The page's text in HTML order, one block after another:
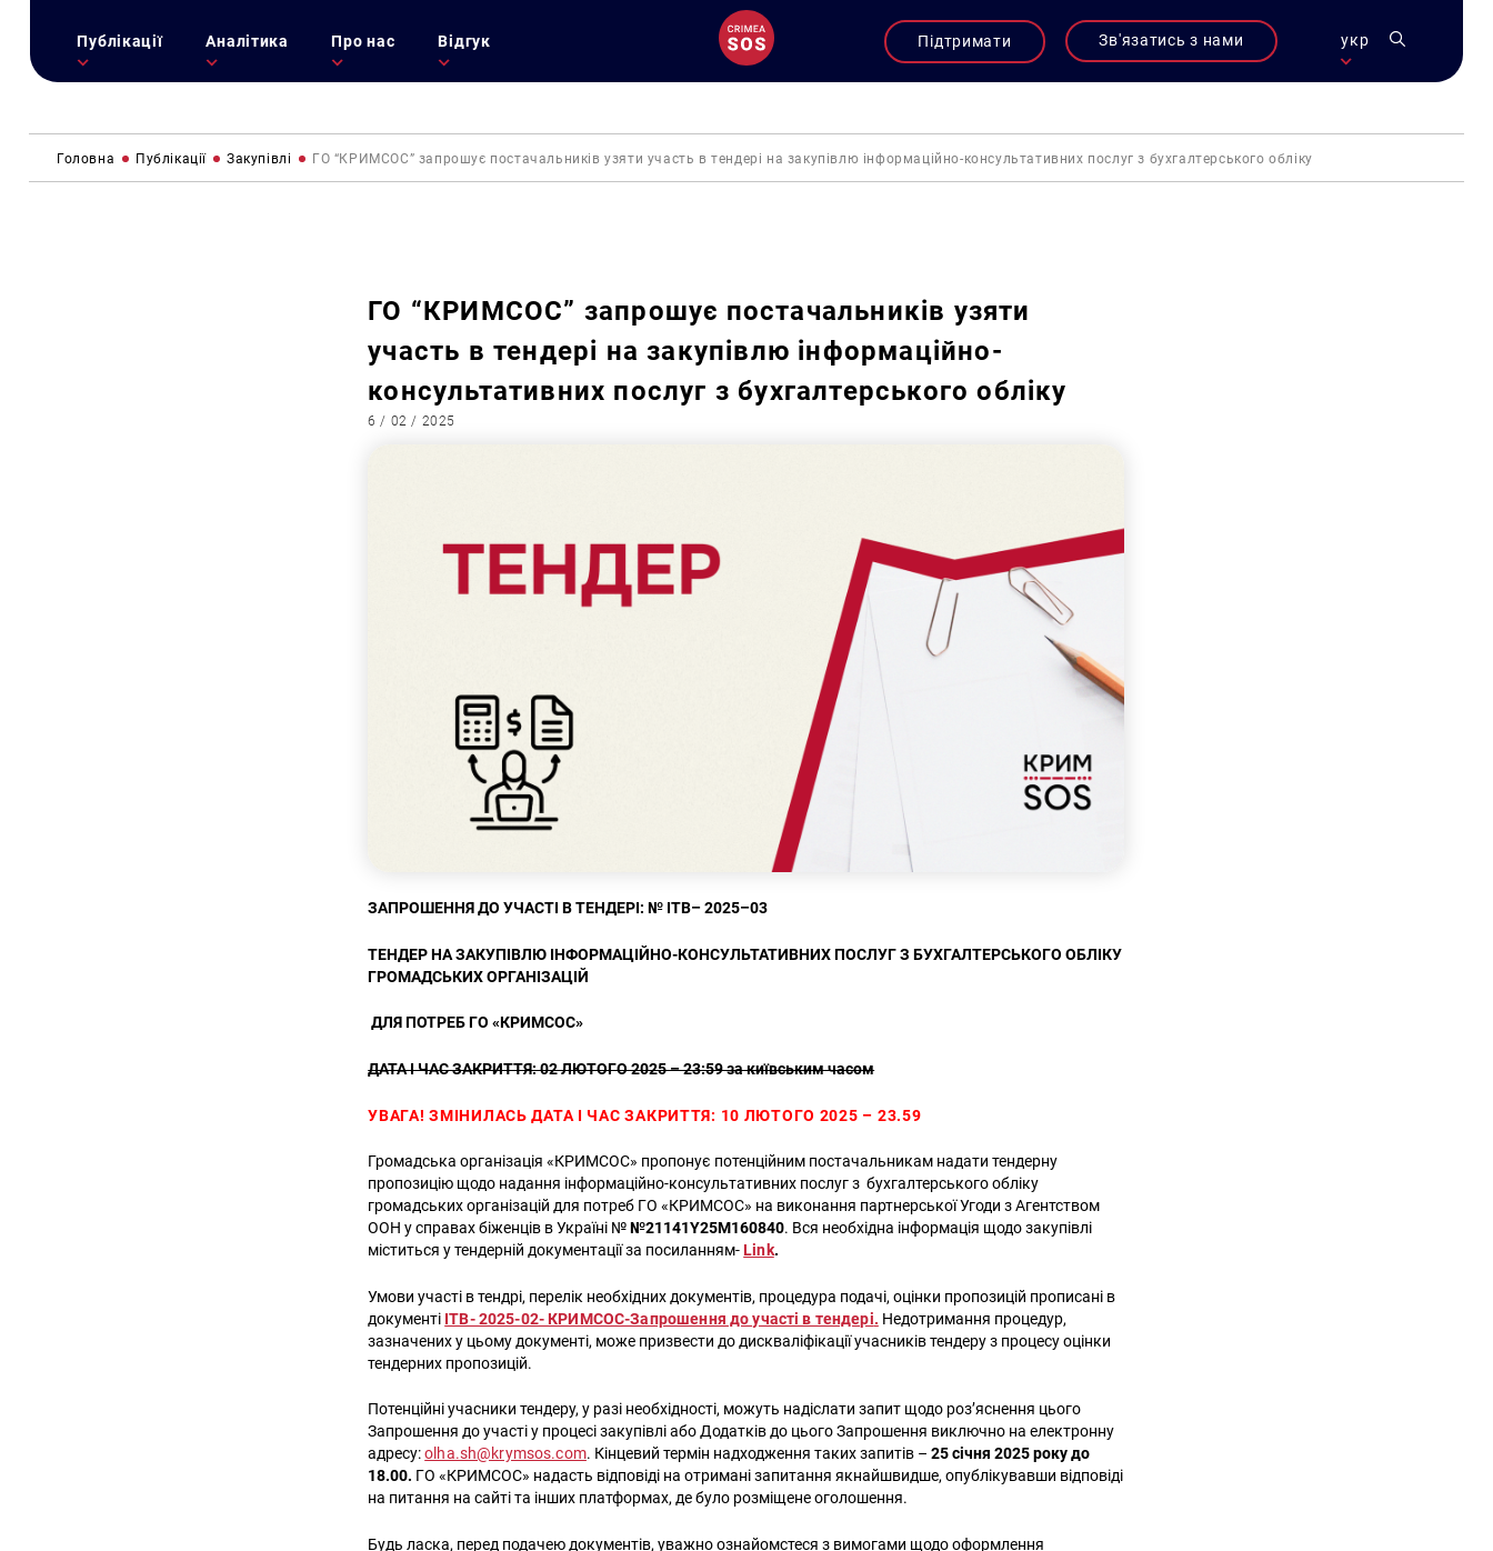
Публікації Аналітика Про нас Відгук Підтримати Зв'язатись з нами укр
Головна Публікації Закупівлі ГО “КРИМСОС” запрошує постачальників узяти участь в тендері на закупівлю інформаційно-консультативних послуг з бухгалтерського обліку
ГО “КРИМСОС” запрошує постачальників узяти
участь в тендері на закупівлю інформаційно-
консультативних послуг з бухгалтерського обліку
6 / 02 / 2025
ЗАПРОШЕННЯ ДО УЧАСТІ В ТЕНДЕРІ:№ ITB– 2025–03
ТЕНДЕРНА ЗАКУПІВЛЮ ІНФОРМАЦІЙНО-КОНСУЛЬТАТИВНИХ ПОСЛУГ З БУХГАЛТЕРСЬКОГО ОБЛІКУ
ГРОМАДСЬКИХ ОРГАНІЗАЦІЙ
ДЛЯ ПОТРЕБ ГО «КРИМСОС»
ДАТА І ЧАС ЗАКРИТТЯ: 02 ЛЮТОГО 2025 – 23:59 за київським часом
УВАГА! ЗМІНИЛАСЬ ДАТА І ЧАС ЗАКРИТТЯ: 10 ЛЮТОГО 2025 – 23.59
Громадська організація «КРИМСОС» пропонує потенційним постачальникам надати тендерну
пропозицію щодо надання інформаційно-консультативних послуг з бухгалтерського обліку
громадських організацій для потреб ГО «КРИМСОС» на виконання партнерської Угоди з Агентством
ООН у справах біженців в Україні №№21141Y25M160840. Вся необхідна інформація щодо закупівлі
міститься у тендерній документації за посиланням-Link.
Умови участі в тендрі, перелік необхідних документів, процедура подачі, оцінки пропозицій прописані в
документі ITB- 2025-02- КРИМСОС-Запрошення до участі в тендері. Недотримання процедур,
зазначених у цьому документі, може призвести до дискваліфікації учасників тендеру з процесу оцінки
тендерних пропозицій.
Потенційні учасники тендеру, у разі необхідності, можуть надіслати запит щодо роз’яснення цього
Запрошення до участі у процесі закупівлі або Додатків до цього Запрошення виключно на електронну
адресу:olha.sh@krymsos.com. Кінцевий термін надходження таких запитів – 25 січня 2025 року до
18.00. ГО «КРИМСОС» надасть відповіді на отримані запитання якнайшвидше, опублікувавши відповіді
на питання на сайті та інших платформах, де було розміщене оголошення.
Будь ласка, перед подачею документів, уважно ознайомстеся з вимогами щодо оформлення